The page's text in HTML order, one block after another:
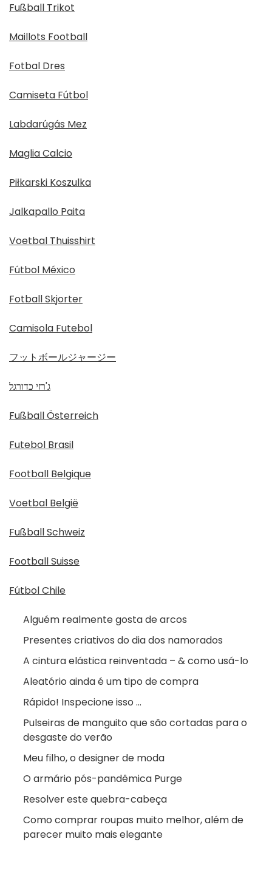
Fußball Trikot
Maillots Football
Fotbal Dres
Camiseta Fútbol
Labdarúgás Mez
Maglia Calcio
Piłkarski Koszulka
Jalkapallo Paita
Voetbal Thuisshirt
Fútbol México
Fotball Skjorter
Camisola Futebol
フットボールジャージー
ג'רזי כדורגל
Fußball Österreich
Futebol Brasil
Football Belgique
Voetbal België
Fußball Schweiz
Football Suisse
Fútbol Chile
Alguém realmente gosta de arcos
Presentes criativos do dia dos namorados
A cintura elástica reinventada – & como usá-lo
Aleatório ainda é um tipo de compra
Rápido! Inspecione isso …
Pulseiras de manguito que são cortadas para o
desgaste do verão
Meu filho, o designer de moda
O armário pós-pandêmica Purge
Resolver este quebra-cabeça
Como comprar roupas muito melhor, além de
parecer muito mais elegante